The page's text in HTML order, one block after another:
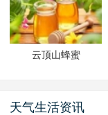
云顶山蜂蜜
天气生活资讯